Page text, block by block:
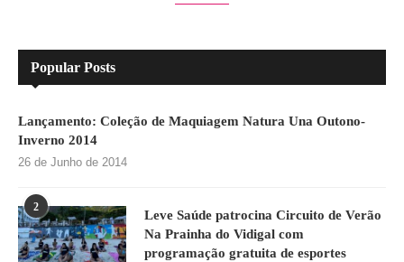
Popular Posts
Lançamento: Coleção de Maquiagem Natura Una Outono-
Inverno 2014
26 de Junho de 2014
2
Leve Saúde patrocina Circuito de Verão
Na Prainha do Vidigal com
programação gratuita de esportes